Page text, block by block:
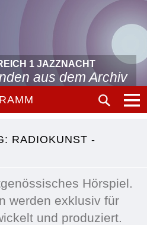
1 JAZZNACHT
aus dem Archiv
RADIOKUNST -
Hörspiel.
werden exklusiv für
und produziert.